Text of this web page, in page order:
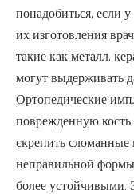
понадобиться, если
их изготовления
такие как металл,
могут выдерживать
Ортопедические
поврежденную
скрепить сломанные
неправильной
более устойчивыми.